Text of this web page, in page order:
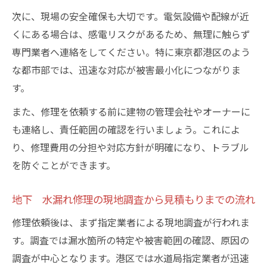
次に、現場の安全確保も大切です。電気設備や配線が近
くにある場合は、感電リスクがあるため、無理に触らず
専門業者へ連絡をしてください。特に東京都港区のよう
な都市部では、迅速な対応が被害最小化につながりま
す。
また、修理を依頼する前に建物の管理会社やオーナーに
も連絡し、責任範囲の確認を行いましょう。これによ
り、修理費用の分担や対応方針が明確になり、トラブル
を防ぐことができます。
地下 水漏れ修理の現地調査から見積もりまでの流れ
修理依頼後は、まず指定業者による現地調査が行われま
す。調査では漏水箇所の特定や被害範囲の確認、原因の
調査が中心となります。港区では水道局指定業者が迅速